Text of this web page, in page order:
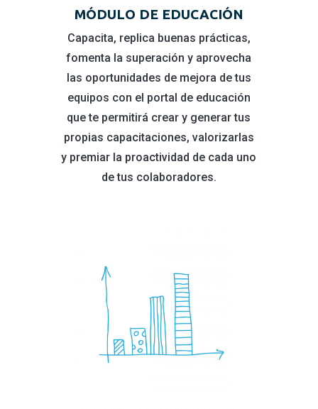
MÓDULO DE EDUCACIÓN
Capacita, replica buenas prácticas,
fomenta la superación y aprovecha
las oportunidades de mejora de tus
equipos con el portal de educación
que te permitirá crear y generar tus
propias capacitaciones, valorizarlas
y premiar la proactividad de cada uno
de tus colaboradores.